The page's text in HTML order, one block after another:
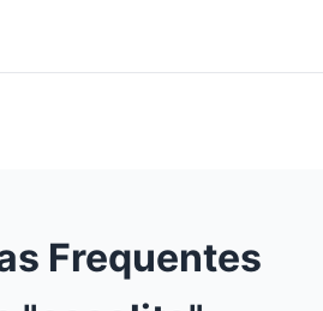
Frequentes